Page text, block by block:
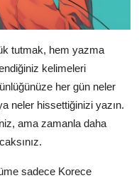
tutmak, hem yazma
kelimeleri
her gün neler
neler hissettiğinizi yazın.
ama zamanla daha
sadece Korece